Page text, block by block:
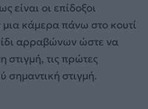
είναι οι επίδοξοι
κάμερα πάνω στο κουτί
αρραβώνων ώστε να
τις πρώτες
σημαντική στιγμή.